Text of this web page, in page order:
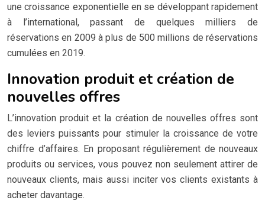
une croissance exponentielle en se développant rapidement
à l’international, passant de quelques milliers de
réservations en 2009 à plus de 500 millions de réservations
cumulées en 2019.
Innovation produit et création de
nouvelles offres
L’innovation produit et la création de nouvelles offres sont
des leviers puissants pour stimuler la croissance de votre
chiffre d’affaires. En proposant régulièrement de nouveaux
produits ou services, vous pouvez non seulement attirer de
nouveaux clients, mais aussi inciter vos clients existants à
acheter davantage.